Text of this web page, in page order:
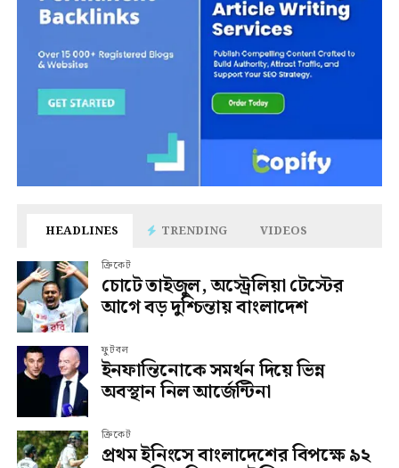
HEADLINES TRENDING VIDEOS
ক্রিকেট
চোটে তাইজুল, অস্ট্রেলিয়া টেস্টের
আগে বড় দুশ্চিন্তায় বাংলাদেশ
ফুটবল
ইনফান্তিনোকে সমর্থন দিয়ে ভিন্ন
অবস্থান নিল আর্জেন্টিনা
ক্রিকেট
প্রথম ইনিংসে বাংলাদেশের বিপক্ষে ৯২